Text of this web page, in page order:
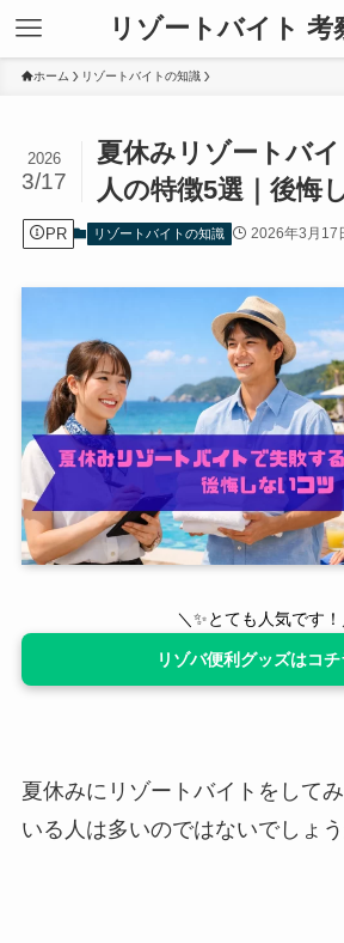
リゾートバイト 考
ホーム リゾートバイトの知識
夏休みリゾートバ
人の特徴5選｜後悔
2026
3/17
PR リゾートバイトの知識 2026年3月17
＼✨とても人気です！
リゾバ便利グッズはコ
夏休みにリゾートバイトをして
いる人は多いのではないでしょう